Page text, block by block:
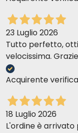
23 Luglio 2026
Tutto perfetto,
velocissima.
Acquirente
18 Luglio 2026
L'ordine è